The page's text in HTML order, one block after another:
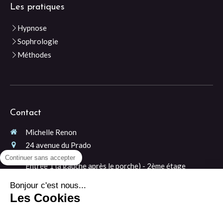
Continuer sans accepter
Bonjour c'est nous...
Les Cookies
Les pratiques
Hypnose
Sophrologie
Méthodes
Contact
Michelle Renon
24 avenue du Prado
13006 Marseille
Entrée 1 (à gauche après le porche) - 2ème étage
Prendre rendez-vous